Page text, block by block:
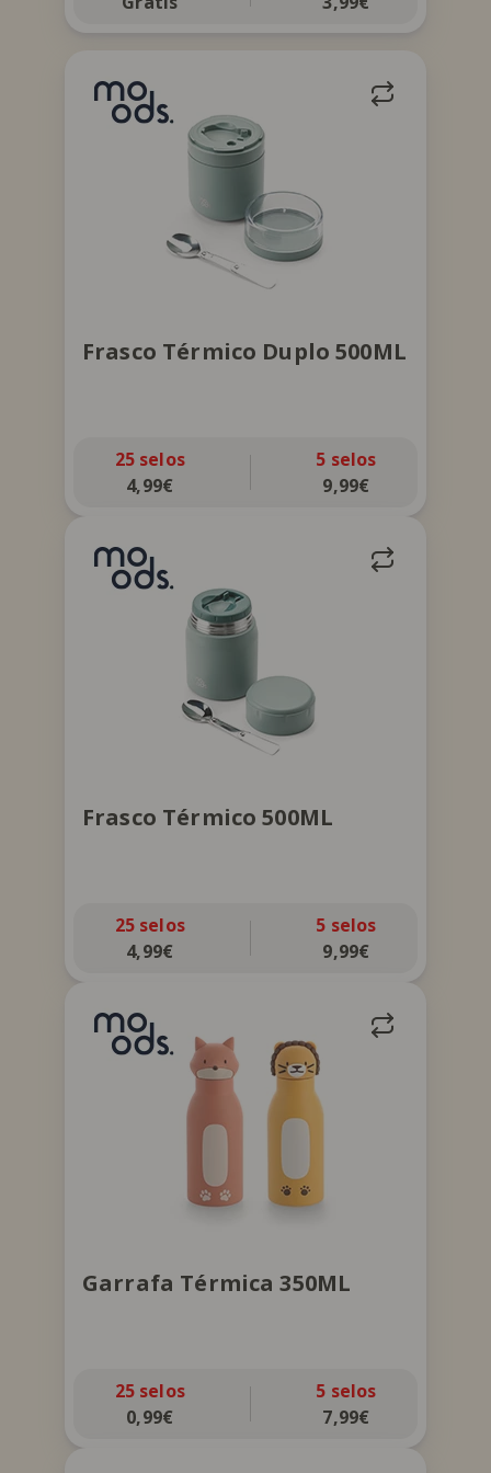
Frasco Térmico Duplo 500ML
25 selos
4,99€
5 selos
9,99€
Frasco com compartimento adicional
separável, inclui ainda colher dobrável
no interior. Conserva frio até 4h. Lavar
Frasco Térmico 500ML
25 selos
4,99€
5 selos
9,99€
Frasco com colher dobrável no
interior. Conserva quente até 5h e frio
Garrafa Térmica 350ML
25 selos
0,99€
5 selos
7,99€
Garrafa com palhinha incorporada.
Conserva frio até 6h. Disponível em